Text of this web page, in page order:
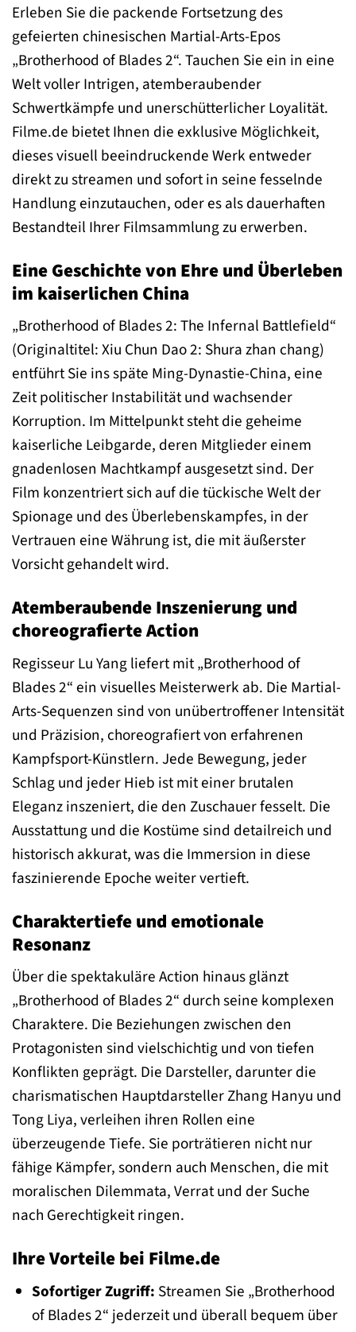
Erleben Sie die packende Fortsetzung des
gefeierten chinesischen Martial-Arts-Epos
„Brotherhood of Blades 2“. Tauchen Sie ein in eine
Welt voller Intrigen, atemberaubender
Schwertkämpfe und unerschütterlicher Loyalität.
Filme.de bietet Ihnen die exklusive Möglichkeit,
dieses visuell beeindruckende Werk entweder
direkt zu streamen und sofort in seine fesselnde
Handlung einzutauchen, oder es als dauerhaften
Bestandteil Ihrer Filmsammlung zu erwerben.
Eine Geschichte von Ehre und Überleben
im kaiserlichen China
„Brotherhood of Blades 2: The Infernal Battlefield“
(Originaltitel: Xiu Chun Dao 2: Shura zhan chang)
entführt Sie ins späte Ming-Dynastie-China, eine
Zeit politischer Instabilität und wachsender
Korruption. Im Mittelpunkt steht die geheime
kaiserliche Leibgarde, deren Mitglieder einem
gnadenlosen Machtkampf ausgesetzt sind. Der
Film konzentriert sich auf die tückische Welt der
Spionage und des Überlebenskampfes, in der
Vertrauen eine Währung ist, die mit äußerster
Vorsicht gehandelt wird.
Atemberaubende Inszenierung und
choreografierte Action
Regisseur Lu Yang liefert mit „Brotherhood of
Blades 2“ ein visuelles Meisterwerk ab. Die Martial-
Arts-Sequenzen sind von unübertroffener Intensität
und Präzision, choreografiert von erfahrenen
Kampfsport-Künstlern. Jede Bewegung, jeder
Schlag und jeder Hieb ist mit einer brutalen
Eleganz inszeniert, die den Zuschauer fesselt. Die
Ausstattung und die Kostüme sind detailreich und
historisch akkurat, was die Immersion in diese
faszinierende Epoche weiter vertieft.
Charaktertiefe und emotionale
Resonanz
Über die spektakuläre Action hinaus glänzt
„Brotherhood of Blades 2“ durch seine komplexen
Charaktere. Die Beziehungen zwischen den
Protagonisten sind vielschichtig und von tiefen
Konflikten geprägt. Die Darsteller, darunter die
charismatischen Hauptdarsteller Zhang Hanyu und
Tong Liya, verleihen ihren Rollen eine
überzeugende Tiefe. Sie porträtieren nicht nur
fähige Kämpfer, sondern auch Menschen, die mit
moralischen Dilemmata, Verrat und der Suche
nach Gerechtigkeit ringen.
Ihre Vorteile bei Filme.de
Sofortiger Zugriff: Streamen Sie „Brotherhood
of Blades 2“ jederzeit und überall bequem über